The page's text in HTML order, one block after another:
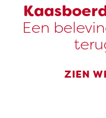
Een
ZIEN